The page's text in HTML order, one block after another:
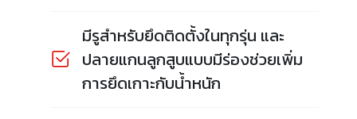
มีรูสำหรับยึดติดตั้งในทุกรุ่น และ
ปลายแกนลูกสูบแบบมีร่องช่วยเพิ่ม
การยึดเกาะกับน้ำหนัก